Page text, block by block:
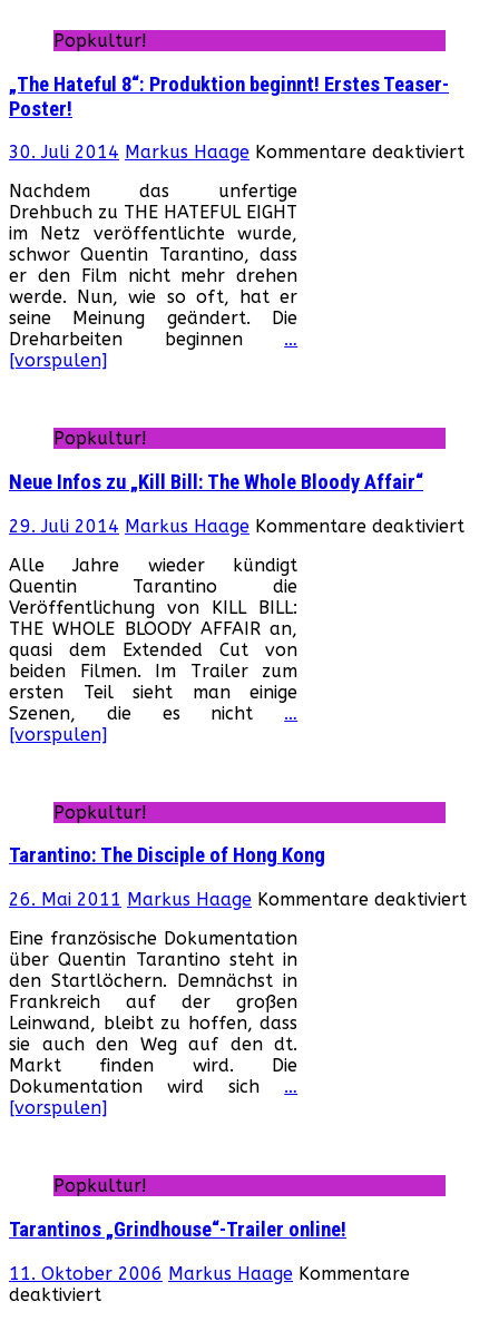
Popkultur!
„The Hateful 8“: Produktion beginnt! Erstes Teaser-
Poster!
30. Juli 2014 Markus Haage Kommentare deaktiviertfür
Nachdem das unfertige
Drehbuch zu THE HATEFUL EIGHT
im Netz veröffentlichte wurde,
schwor Quentin Tarantino, dass
er den Film nicht mehr drehen
werde. Nun, wie so oft, hat er
seine Meinung geändert. Die
Dreharbeiten beginnen …
[vorspulen]
Popkultur!
Neue Infos zu „Kill Bill: The Whole Bloody Affair“
29. Juli 2014 Markus Haage Kommentare deaktiviert
Alle Jahre wieder kündigt
Quentin Tarantino die
Veröffentlichung von KILL BILL:
THE WHOLE BLOODY AFFAIR an,
quasi dem Extended Cut von
beiden Filmen. Im Trailer zum
ersten Teil sieht man einige
Szenen, die es nicht …
[vorspulen]
Popkultur!
Tarantino: The Disciple of Hong Kong
26. Mai 2011 Markus Haage Kommentare deaktiviertfür
Eine französische Dokumentation
über Quentin Tarantino steht in
den Startlöchern. Demnächst in
Frankreich auf der großen
Leinwand, bleibt zu hoffen, dass
sie auch den Weg auf den dt.
Markt finden wird. Die
Dokumentation wird sich …
[vorspulen]
Popkultur!
Tarantinos „Grindhouse“-Trailer online!
11. Oktober 2006 Markus Haage Kommentare
deaktiviert